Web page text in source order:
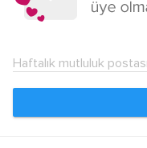
Haftalık mutluluk